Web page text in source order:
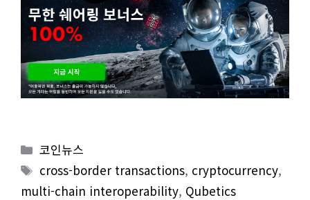
Categories
코인뉴스
Tags
cross-border transactions, cryptocurrency,
multi-chain interoperability, Qubetics